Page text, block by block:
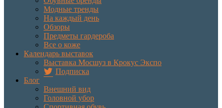
Модные тренды
На каждый день
Обзоры
Предметы гардероба
Все о коже
Календарь выставок
Выставка Мосшуз в Крокус Экспо
Подписка
Блог
Внешний вид
Головной убор